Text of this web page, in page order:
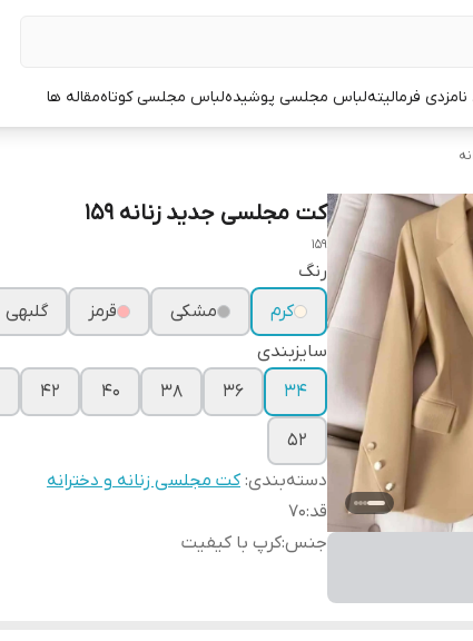
فرمالیتهلباس مجلسی پوشیدهلباس مجلسی کوتاهمقاله ها
کت مجلسی جدید زنانه ۱۵۹
159
رنگ
کرم
مشکی قرمز گلبهی
سایزبندی
۳۴
۳۶ ۳۸ ۴۰ ۴۲
۵۲
دسته‌بندی:کت مجلسی زنانه و دخترانه
قد:۷۰
جنس:کرپ با کیفیت